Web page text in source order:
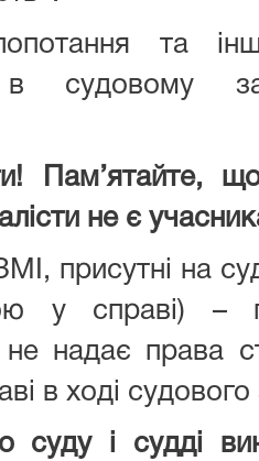
та
в судовому
Пам’ятайте,
не є
присутні на
у справі) –
не надає права
в ході судового
суду і судді